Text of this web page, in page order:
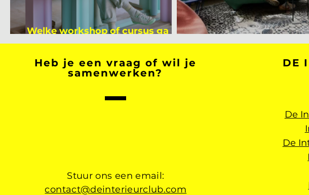
Welke workshop of cursus ga jij
volgen na je vakantie?
Binnenkijker bij Mark
Heb je een vraag of wil je
samenwerken?
Stuur ons een email:
contact@deinterieurclub.com
DE
De
De